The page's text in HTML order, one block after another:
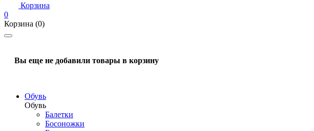
Корзина
0
Корзина (0)
Вы еще не добавили товары в корзину
Обувь
Обувь
Балетки
Босоножки